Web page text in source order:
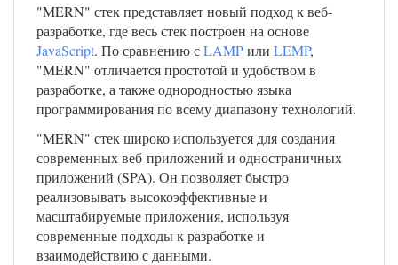
"MERN" стек представляет новый подход к веб-
разработке, где весь стек построен на основе
JavaScript. По сравнению сLAMPили LEMP,
"MERN" отличается простотой и удобством в
разработке, а также однородностью языка
программирования по всему диапазону технологий.
"MERN" стек широко используется для создания
современных веб-приложений и одностраничных
приложений (SPA). Он позволяет быстро
реализовывать высокоэффективные и
масштабируемые приложения, используя
современные подходы к разработке и
взаимодействию с данными.